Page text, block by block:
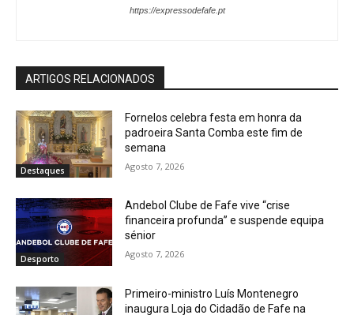
https://expressodefafe.pt
ARTIGOS RELACIONADOS
Destaques
Fornelos celebra festa em honra da
padroeira Santa Comba este fim de
semana
Agosto 7, 2026
Desporto
Andebol Clube de Fafe vive “crise
financeira profunda” e suspende equipa
sénior
Agosto 7, 2026
Primeiro-ministro Luís Montenegro
inaugura Loja do Cidadão de Fafe na